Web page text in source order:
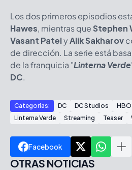
Los dos primeros episodios
Hawes, mientras que Stephen
Vasant PatelyAlik Sakharov
de dirección. La serie está
de la franquicia "Linterna Verde
DC.
Categorías: DC DC Studios HBO
Linterna Verde
Streaming Teaser
Facebook
OTRAS NOTICIAS